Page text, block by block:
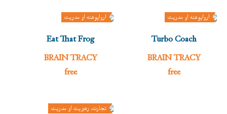
ارواپوهنه او مدريت
Turbo Coach
BRAIN TRACY
free
ارواپوهنه او مدريت
Eat That Frog
BRAIN TRACY
free
تجارت، رهبريت او مدريت